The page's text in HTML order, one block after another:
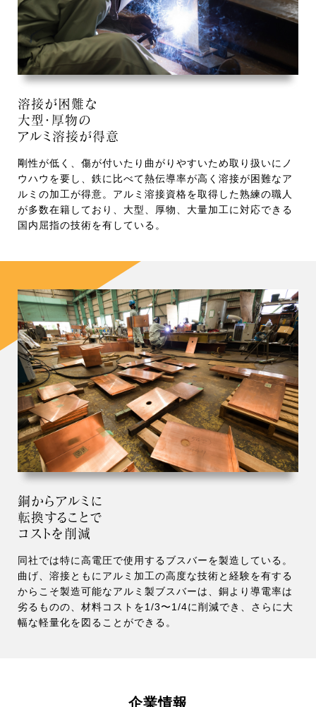
溶接が困難な
大型・厚物の
アルミ溶接が得意
剛性が低く、傷が付いたり曲がりやすいため取り扱いにノ
ウハウを要し、鉄に比べて熱伝導率が高く溶接が困難なア
ルミの加工が得意。アルミ溶接資格を取得した熟練の職人
が多数在籍しており、大型、厚物、大量加工に対応できる
国内屈指の技術を有している。
銅からアルミに
転換することで
コストを削減
同社では特に高電圧で使用するブスバーを製造している。
曲げ、溶接ともにアルミ加工の高度な技術と経験を有する
からこそ製造可能なアルミ製ブスバーは、銅より導電率は
劣るものの、材料コストを1/3〜1/4に削減でき、さらに大
幅な軽量化を図ることができる。
企業情報